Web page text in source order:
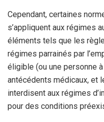
Cependant, certaines
s’appliquent aux régimes
éléments tels que les
régimes parrainés par
éligible (ou une personne
antécédents médicaux, et
interdisent aux régimes
pour des conditions